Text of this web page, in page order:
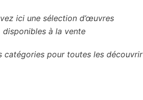
ici une sélection d’œuvres
disponibles à la vente
catégories pour toutes les découvrir